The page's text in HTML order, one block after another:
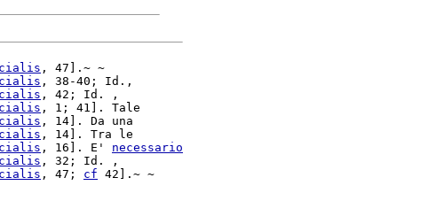
, 47].~ ~
, 38-40; Id.,
, 42; Id. ,
, 1; 41]. Tale
, 14]. Da una
, 14]. Tra le
, 16]. E' necessario
, 32; Id. ,
, 47; cf